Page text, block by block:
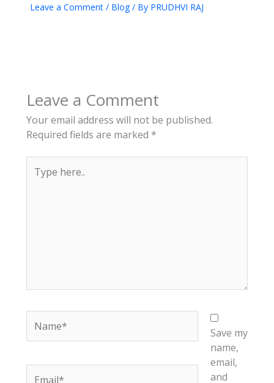
Leave a Comment / Blog/ By PRUDHVI RAJ
Leave a Comment
Your email address will not be published.
Required fields are marked *
here..
Save my
name,
email,
and